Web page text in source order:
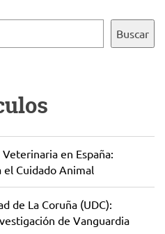
Buscar
en España:
el Cuidado Animal
de La Coruña (UDC):
de Vanguardia